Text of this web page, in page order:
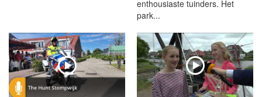
enthousiaste tuinders. Het
park...